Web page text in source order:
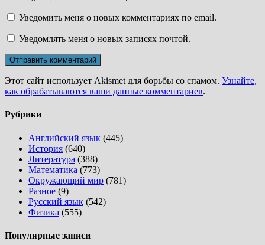
Уведомить меня о новых комментариях по email.
Уведомлять меня о новых записях почтой.
Этот сайт использует Akismet для борьбы со спамом. Узнайте,
как обрабатываются ваши данные комментариев.
Рубрики
Английский язык (445)
История (640)
Литература (388)
Математика (773)
Окружающий мир (781)
Разное (9)
Русский язык (542)
Физика (555)
Популярные записи